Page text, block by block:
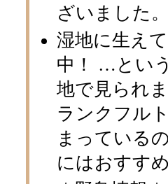
ざいました
湿地に生え
中！ …とい
地で見られ
ランクフル
まっている
にはおすす